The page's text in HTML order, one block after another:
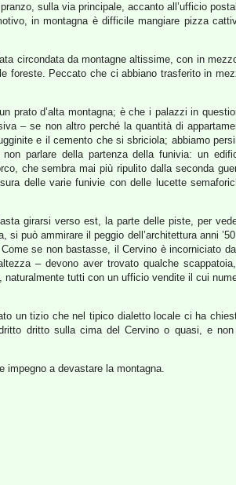
sulla via principale, accanto all’ufficio
in montagna è difficile mangiare pizza
circondata da montagne altissime, con in
foreste. Peccato che ci abbiano trasferito in
prato d’alta montagna; è che i palazzi in
– se non altro perché la quantità di
e il cemento che si sbriciola; abbiamo
parlare della partenza della funivia: un
che sembra mai più ripulito dalla seconda
delle varie funivie con delle lucette
girarsi verso est, la parte delle piste, per
può ammirare il peggio dell’architettura anni
Come se non bastasse, il Cervino è incorniciato
– devono aver trovato qualche
tutti con un ufficio vendite il cui
un tizio che nel tipico dialetto locale ci ha
dritto sulla cima del Cervino o quasi, e
impegno a devastare la montagna.